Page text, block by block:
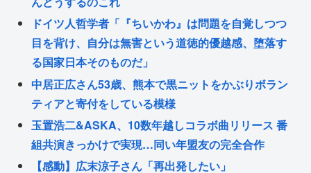
ドイツ人哲学者「『ちいかわ』は問題を自覚しつつ
目を背け、自分は無害という道徳的優越感、堕落す
る国家日本そのものだ」
中居正広さん53歳、熊本で黒ニットをかぶりボラン
ティアと寄付をしている模様
玉置浩二&ASKA、10数年越しコラボ曲リリース 番
組共演きっかけで実現…同い年盟友の完全合作
【感動】広末涼子さん「再出発したい」